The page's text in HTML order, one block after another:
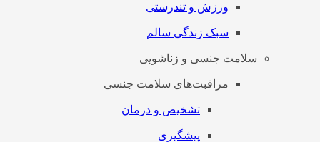
ورزش و تندرستی
سبک زندگی سالم
سلامت جنسی و زناشویی
مراقبت‌های سلامت جنسی
تشخیص و درمان
پیشگیری